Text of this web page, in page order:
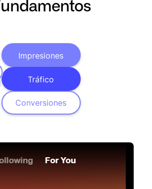
Impresiones
Tráfico
Conversiones